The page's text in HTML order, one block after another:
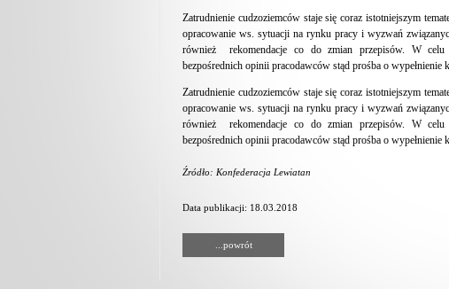
Zatrudnienie cudzoziemców staje się coraz istotniejszym
opracowanie ws. sytuacji na rynku pracy i wyzwań
również rekomendacje co do zmian przepisów. W celu
bezpośrednich opinii pracodawców stąd prośba o
Zatrudnienie cudzoziemców staje się coraz istotniejszym
opracowanie ws. sytuacji na rynku pracy i wyzwań
również rekomendacje co do zmian przepisów. W celu
bezpośrednich opinii pracodawców stąd prośba o
Źródło: Konfederacja Lewiatan
Data publikacji: 18.03.2018
...powrót